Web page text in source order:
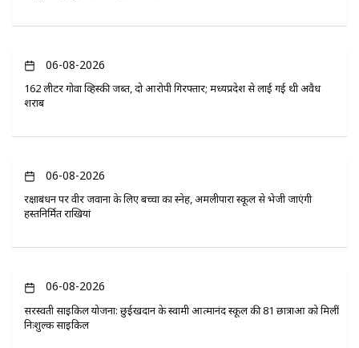
06-08-2026
162 लीटर गोवा व्हिस्की जब्त, दो आरोपी गिरफ्तार; मध्यप्रदेश से लाई गई थी अवैध
शराब
06-08-2026
रक्षाबंधन पर वीर जवानों के लिए बच्चों का स्नेह, अमलीपारा स्कूल से भेजी जाएंगी
हस्तनिर्मित राखियां
06-08-2026
सरस्वती साइकिल योजना: छुईखदान के स्वामी आत्मानंद स्कूल की 81 छात्राओं को मिलीं
निःशुल्क साइकिलें